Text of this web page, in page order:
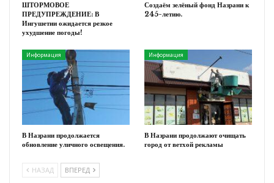
ШТОРМОВОЕ
ПРЕДУПРЕЖДЕНИЕ: В
Ингушетии ожидается резкое
ухудшение погоды!
Создаём зелёный фонд Назрани к
245-летию.
Информация
В Назрани продолжается
обновление уличного освещения.
Информация
В Назрани продолжают очищать
город от ветхой рекламы
НАЗАД ВПЕРЕД